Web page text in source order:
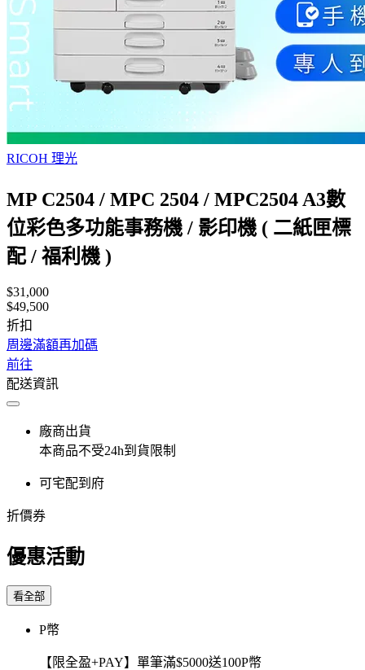
RICOH 理光
MP C2504 / MPC 2504 / MPC2504 A3數
位彩色多功能事務機 / 影印機 ( 二紙匣標
配 / 福利機 )
$31,000
$49,500
折扣
周邊滿額再加碼
前往
配送資訊
廠商出貨
本商品不受24h到貨限制
可宅配到府
折價券
優惠活動
看全部
P幣
【限全盈+PAY】單筆滿$5000送100P幣